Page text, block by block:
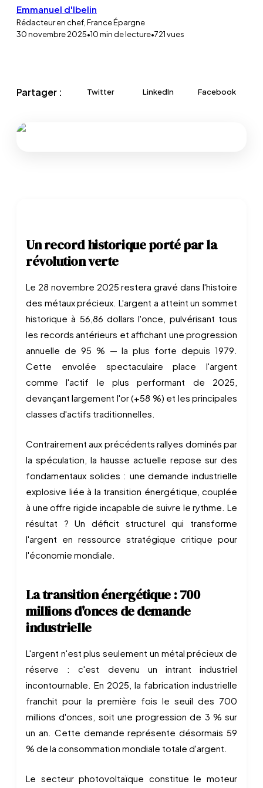
Emmanuel d'Ibelin
Rédacteur en chef, France Épargne
30 novembre 2025•10min de lecture•721vues
Partager : Twitter LinkedIn Facebook
Un record historique porté par la
révolution verte
Le 28 novembre 2025 restera gravé dans l'histoire
des métaux précieux. L'argent a atteint un sommet
historique à 56,86 dollars l'once, pulvérisant tous
les records antérieurs et affichant une progression
annuelle de 95 % — la plus forte depuis 1979.
Cette envolée spectaculaire place l'argent
comme l'actif le plus performant de 2025,
devançant largement l'or (+58 %) et les principales
classes d'actifs traditionnelles.
Contrairement aux précédents rallyes dominés par
la spéculation, la hausse actuelle repose sur des
fondamentaux solides : une demande industrielle
explosive liée à la transition énergétique, couplée
à une offre rigide incapable de suivre le rythme. Le
résultat ? Un déficit structurel qui transforme
l'argent en ressource stratégique critique pour
l'économie mondiale.
La transition énergétique : 700
millions d'onces de demande
industrielle
L'argent n'est plus seulement un métal précieux de
réserve : c'est devenu un intrant industriel
incontournable. En 2025, la fabrication industrielle
franchit pour la première fois le seuil des 700
millions d'onces, soit une progression de 3 % sur
un an. Cette demande représente désormais 59
% de la consommation mondiale totale d'argent.
Le secteur photovoltaïque constitue le moteur